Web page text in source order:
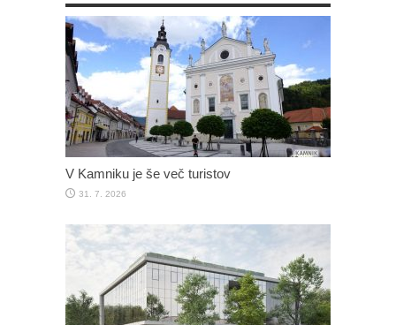
V Kamniku je še več turistov
31. 7. 2026